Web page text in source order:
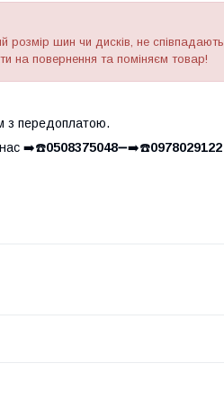
шин чи дисків, не співпадають
на повернення та поміняєм товар!
з передоплатою.
нас ➡️☎️0508375048➖➡️☎️0978029122